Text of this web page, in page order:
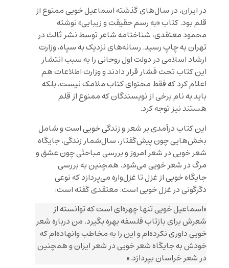
در ایران، در سال‌های گذشته اسماعیل خویی ممنوع از
قلم بود. کتاب «به رسم حقیقت و زیبایی» نوشته
محمود معتقدی، شناختامه شاعر توسط نشر ثالث در
تهران به چاپ رسید. رسانه‌‌های نزدیک به سپاه، وزارت
ارشاد اسلامی در دولت اول روحانی را به سبب انتشار
این کتاب تحت فشار قرار دادند و وزارت اطلاعات هم
اعلام کرد که فقط محتوای کتاب ملامک نیست، بلکه
باید به نام برخی از نویسندگان که ممنوع از قلم
هستند نیز توجه کرد.
این کتاب درآمدی بر شعر و زندگی خویی است و شامل
بخش‌هایی چون پیش‌گفتار‌، سال‌شمار زندگی‌، جایگاه
شعر خویی در شعر امروز‌ و بررسی مباحثی چون عشق و
مرگ‌ در شعر خویی می‌شود. همچنین به بررسی
جایگاه خویی از غزل تا غزل‌واره می‌پردازد که نوعی
دگرگونی در غزل خویی است. معتقدی گفته است:
«اسماعیل خویی تنها چهره‌ای است که توانسته از
شعرش برای بازتاب فلسفه بهره بگیرد. من درباره شعر
خویی داوری نکرده‌ام و این را به مخاطب وانهاده‌ام که
خودش به جایگاه شعر خویی در شعر ایران و همچنین
در شعر خراسان بپردازد.»